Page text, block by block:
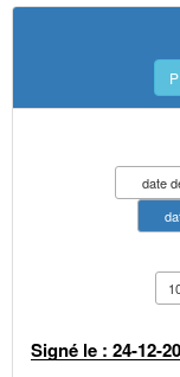
date
Signé le : 24-12-